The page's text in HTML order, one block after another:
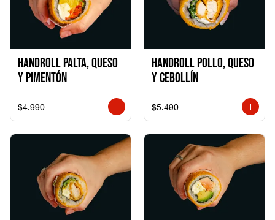
Handroll Palta, Queso
y Pimentón
$4.990
Handroll Pollo, Queso
y Cebollín
$5.490